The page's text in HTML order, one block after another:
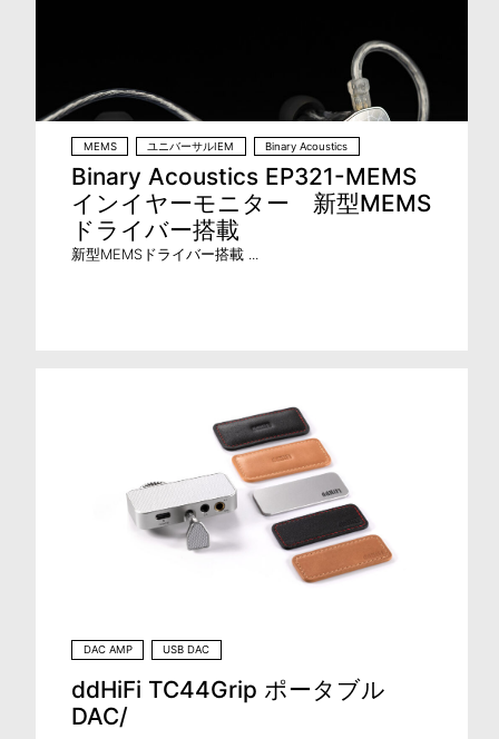
MEMS ユニバーサルIEM Binary Acoustics
Binary Acoustics EP321-MEMS
インイヤーモニター 新型MEMS
ドライバー搭載
新型MEMSドライバー搭載 ...
DAC AMP USB DAC
ddHiFi TC44Grip ポータブル
DAC/